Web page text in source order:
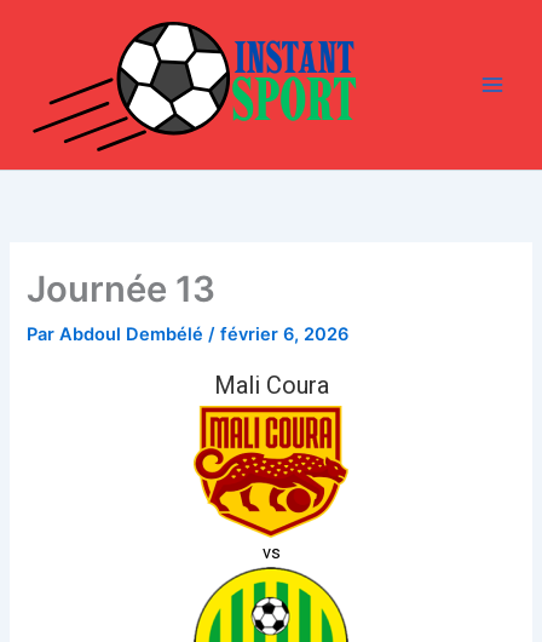
Journée 13
ParAbdoul Dembélé/février 6, 2026
Mali Coura
vs